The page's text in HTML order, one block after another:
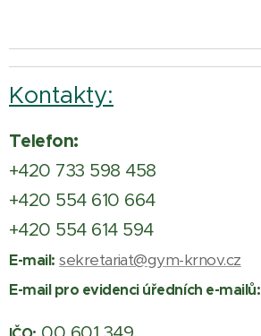
Kontakty:
Telefon:
+420 733 598 458
+420 554 610 664
+420 554 614 594
E-mail: sekretariat@gym-krnov.cz
E-mail pro evidenci úředních e-mailů: